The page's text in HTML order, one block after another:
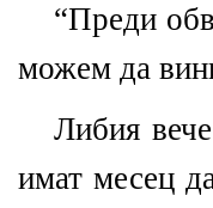
“Преди
можем да
Либия
имат месец